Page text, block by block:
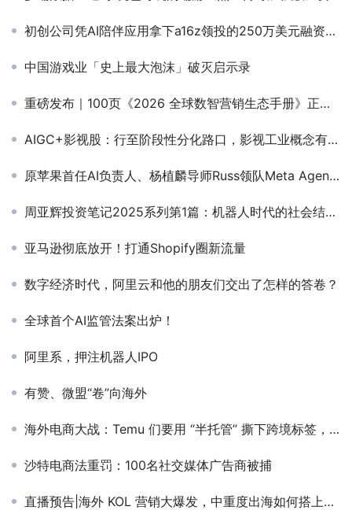
初创公司凭AI陪伴应用拿下a16z领投的250万美元融资，“蹭”Slop热度，产品形态类似数字版“芙崽”？
中国游戏业「史上最大泡沫」破灭启示录
重磅发布｜100页《2026 全球数智营销生态手册》正式上线！解码从 “买流量” 到 “建能力” 的跃迁密码
AIGC+影视股：行至阶段性分化路口，影视工业概念有望被加速，长期或调整产业链条 | 「共同虚拟」行研库
原苹果首任AI负责人、杨植麟导师Russ领队Meta Agent研究，WebArena作者加盟
周亚辉投资笔记2025系列第1篇：机器人时代的社会结构模型与十年后中国首富预测
亚马逊彻底放开！打通Shopify圈新流量
数字经济时代，阿里云和他的朋友们交出了怎样的答卷？
全球首个AI监管法案出炉！
阿里系，押注机器人IPO
有赞、微盟“卷”向海外
海外电商大战：Temu 们要用 “半托管” 撕下跨境标签，亚马逊用 “全托管” 拼低价
沙特电商法重罚：100名社交媒体广告商被捕
直播预告|海外 KOL 营销大爆发，中重度出海如何搭上快班车